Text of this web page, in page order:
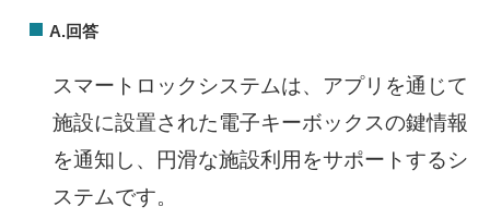
A.回答
スマートロックシステムは、アプリを通じて
施設に設置された電子キーボックスの鍵情報
を通知し、円滑な施設利用をサポートするシ
ステムです。